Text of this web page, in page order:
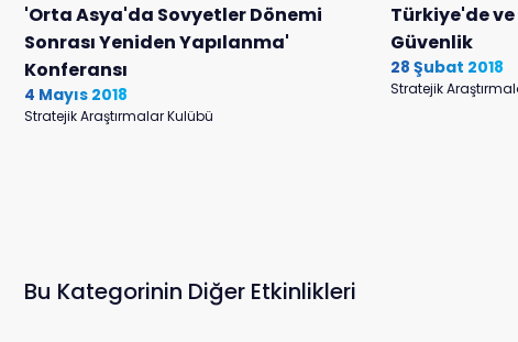
'Orta Asya'da Sovyetler Dönemi
Sonrası Yeniden Yapılanma'
Konferansı
4 Mayıs 2018
Stratejik Araştırmalar Kulübü
Türkiye'de
Güvenlik
28 Şubat 2018
Stratejik
Bu Kategorinin Diğer Etkinlikleri